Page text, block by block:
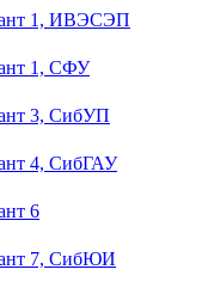
1, ИВЭСЭП
1, СФУ
3, СибУП
4, СибГАУ
6
7, СибЮИ